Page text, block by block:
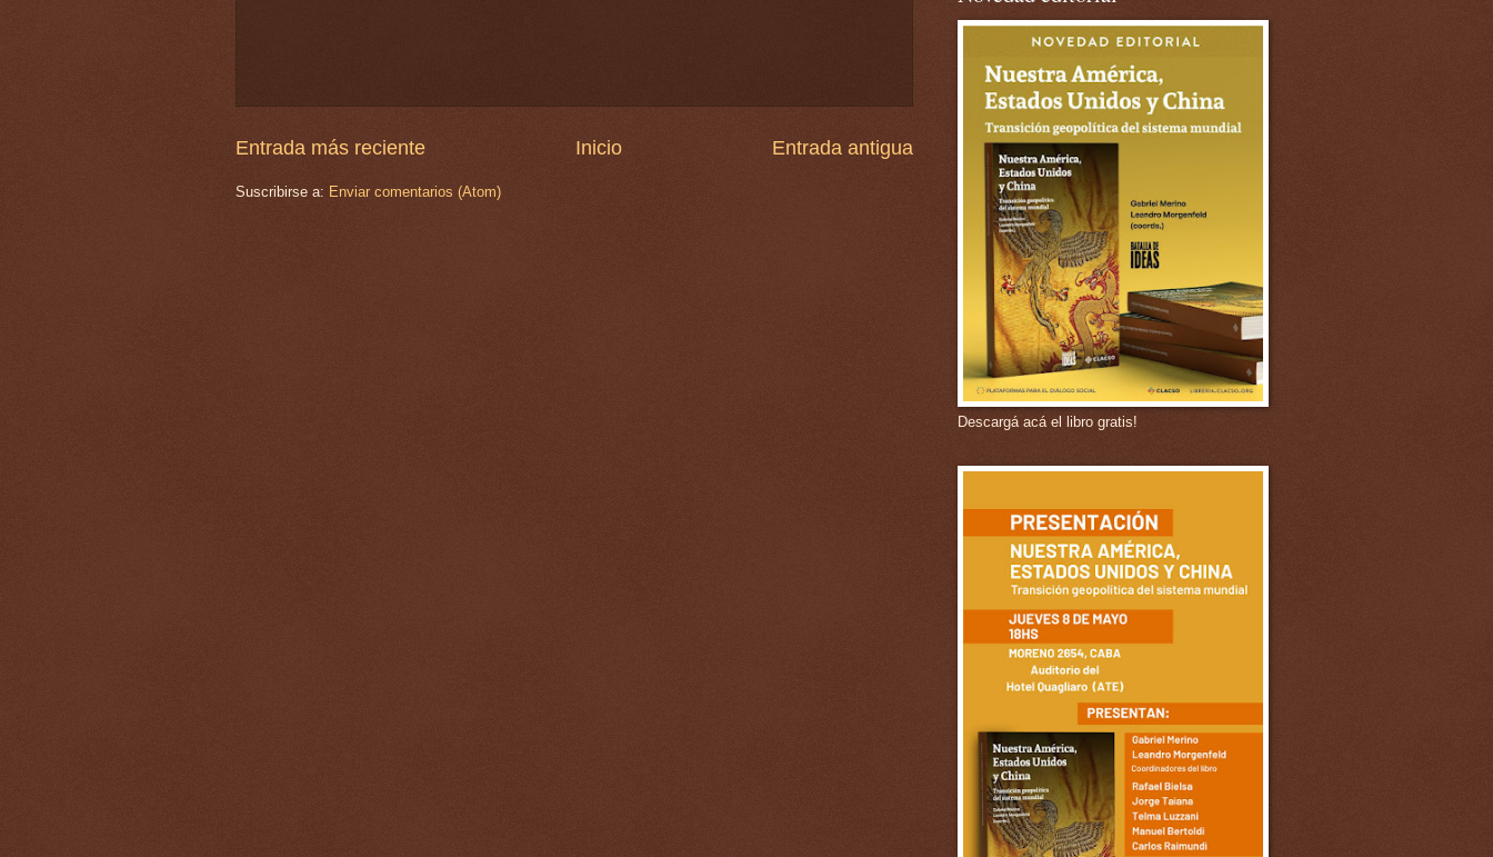
Entrada más reciente Entrada antigua
Inicio
Suscribirse a: Enviar comentarios (Atom)
Descargá acá el libro gratis!